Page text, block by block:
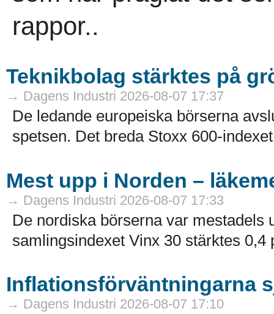
rappor..
Teknikbolag stärktes på
→ Dagens Industri 2026-08-07 17:37
De ledande europeiska börserna
spetsen. Det breda Stoxx 600-
Mest upp i Norden –
→ Dagens Industri 2026-08-07 17:33
De nordiska börserna var mestadels
samlingsindexet Vinx 30 stärktes 0,4
Inflationsförväntningarna
→ Dagens Industri 2026-08-07 17:10